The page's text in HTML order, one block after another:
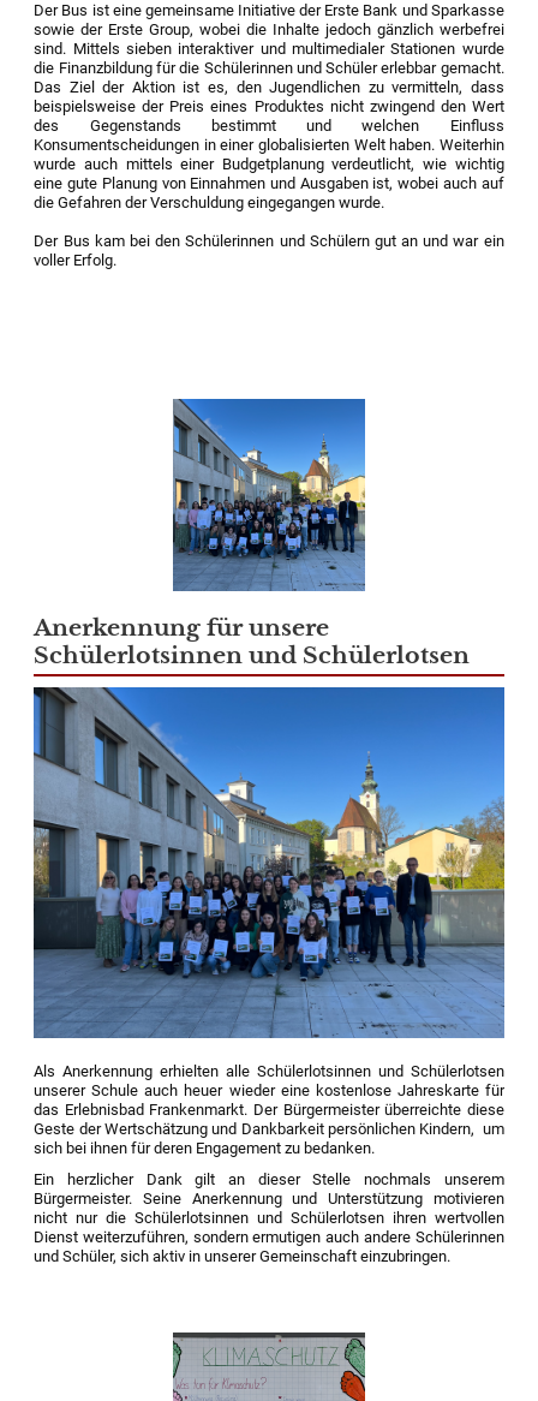
Der Bus ist eine gemeinsame Initiative der Erste Bank und Sparkasse
sowie der Erste Group, wobei die Inhalte jedoch gänzlich werbefrei
sind. Mittels sieben interaktiver und multimedialer Stationen wurde
die Finanzbildung für die Schülerinnen und Schüler erlebbar gemacht.
Das Ziel der Aktion ist es, den Jugendlichen zu vermitteln, dass
beispielsweise der Preis eines Produktes nicht zwingend den Wert
des Gegenstands bestimmt und welchen Einfluss
Konsumentscheidungen in einer globalisierten Welt haben. Weiterhin
wurde auch mittels einer Budgetplanung verdeutlicht, wie wichtig
eine gute Planung von Einnahmen und Ausgaben ist, wobei auch auf
die Gefahren der Verschuldung eingegangen wurde.
Der Bus kam bei den Schülerinnen und Schülern gut an und war ein
voller Erfolg.
Anerkennung für unsere
Schülerlotsinnen und Schülerlotsen
Als Anerkennung erhielten alle Schülerlotsinnen und Schülerlotsen
unserer Schule auch heuer wieder eine kostenlose Jahreskarte für
das Erlebnisbad Frankenmarkt. Der Bürgermeister überreichte diese
Geste der Wertschätzung und Dankbarkeit persönlichen Kindern, um
sich bei ihnen für deren Engagement zu bedanken.
Ein herzlicher Dank gilt an dieser Stelle nochmals unserem
Bürgermeister. Seine Anerkennung und Unterstützung motivieren
nicht nur die Schülerlotsinnen und Schülerlotsen ihren wertvollen
Dienst weiterzuführen, sondern ermutigen auch andere Schülerinnen
und Schüler, sich aktiv in unserer Gemeinschaft einzubringen.